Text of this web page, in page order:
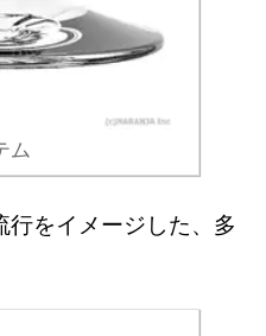
ム
行をイメージした、多